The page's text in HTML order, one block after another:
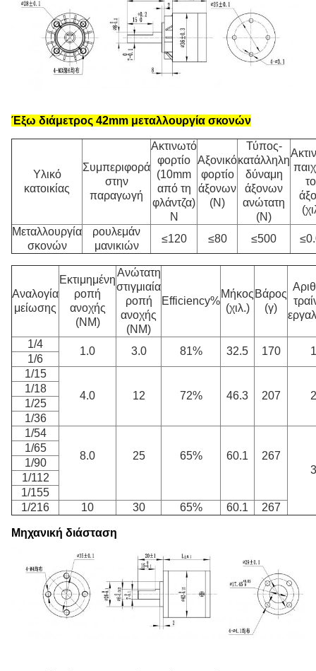
Έξω διάμετρος 42mm μεταλλουργία σκονών
Υλικό
κατοικίας
Συμπεριφορά
στην
παραγωγή
Ακτινωτό
φορτίο
(10mm
από τη
φλάντζα)
Ν
Αξονικό
φορτίο
άξονων
(Ν)
Τύπος-
κατάλληλη
δύναμη
άξονων
ανώτατη
(Ν)
Μεταλλουργία
σκονών
ρουλεμάν
μανικιών
≤120 ≤80 ≤500
Αναλογία
μείωσης
Εκτιμημένη
ροπή
ανοχής
(NM)
Ανώτατη
στιγμιαία
ροπή
ανοχής
(NM)
Efficiency%
Μήκος
(χιλ.)
Βάρος
(γ)
1/4
1.0 3.0 81% 32.5 170 1
1/6
1/15
4.0
12 72% 46.3 207 2
1/18
1/25
1/36
1/54
8.0
25 65% 60.1
267
3
1/65
1/90
1/112
1/155
1/216
10 30 65% 60.1 267
Μηχανική διάσταση